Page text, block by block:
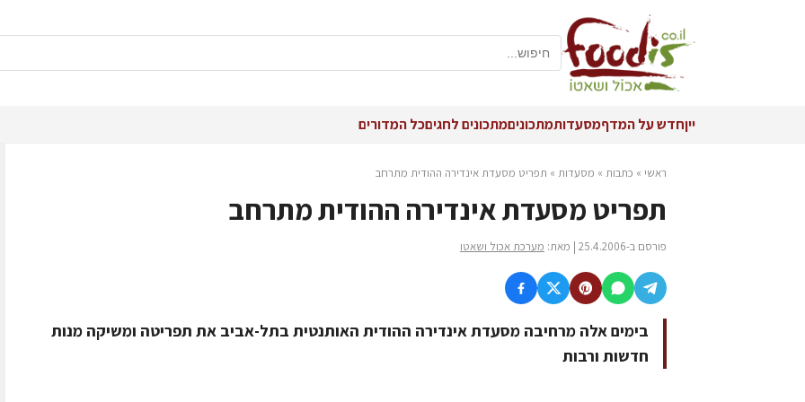
ייןחדש על המדףמסעדותמתכוניםמתכונים לחגיםכל המדורים
ראשי » כתבות » מסעדות » תפריט מסעדת אינדירה ההודית מתרחב
תפריט מסעדת אינדירה ההודית מתרחב
פורסם ב-25.4.2006 | מאת: מערכת אכול ושאטו
בימים אלה מרחיבה מסעדת אינדירה ההודית האותנטית בתל-אביב את תפריטה ומשיקה מנות
חדשות ורבות